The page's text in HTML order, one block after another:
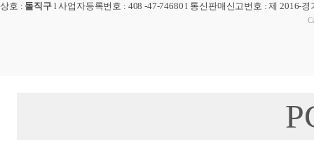
상호 : 돌직구 l사업자등록번호 : 408 -47-74680 l 통신판매신고번호 : 제 2016-